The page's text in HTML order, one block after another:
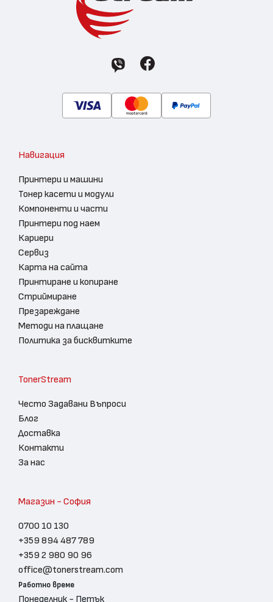
Навигация
Принтери и машини
Тонер касети и модули
Компоненти и части
Принтери под наем
Кариери
Сервиз
Карта на сайта
Принтиране и копиране
Стриймиране
Презареждане
Методи на плащане
Политика за бисквитките
TonerStream
Често Задавани Въпроси
Блог
Доставка
Контакти
За нас
Магазин - София
0700 10 130
+359 894 487 789
+359 2 980 90 96
office@tonerstream.com
Работно време
Понеделник - Петък